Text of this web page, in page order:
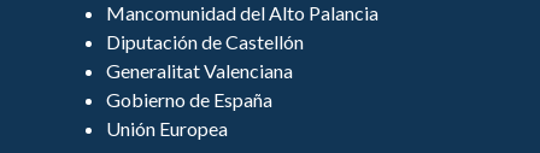
Mancomunidad del Alto Palancia
Diputación de Castellón
Generalitat Valenciana
Gobierno de España
Unión Europea